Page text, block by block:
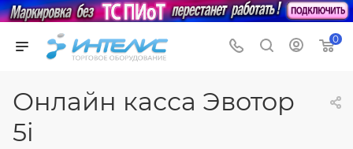
0
Онлайн касса Эвотор
5i